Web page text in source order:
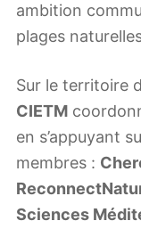
ambition
plages
Sur le territoire
CIETM
en s’appuyant
membres :
Sciences